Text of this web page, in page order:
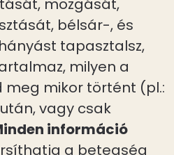
mozgását,
bélsár-, és
tapasztalsz,
milyen a
meg mikor történt (pl.:
vagy csak
információ
a betegség